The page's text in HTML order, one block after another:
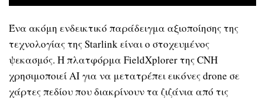
Ένα ακόμη ενδεικτικό παράδειγμα αξιοποίησης της
τεχνολογίας της Starlink είναι ο στοχευμένος
ψεκασμός. Η πλατφόρμα FieldXplorer της CNH
χρησιμοποιεί AI για να μετατρέπει εικόνες drone σε
χάρτες πεδίου που διακρίνουν τα ζιζάνια από τις